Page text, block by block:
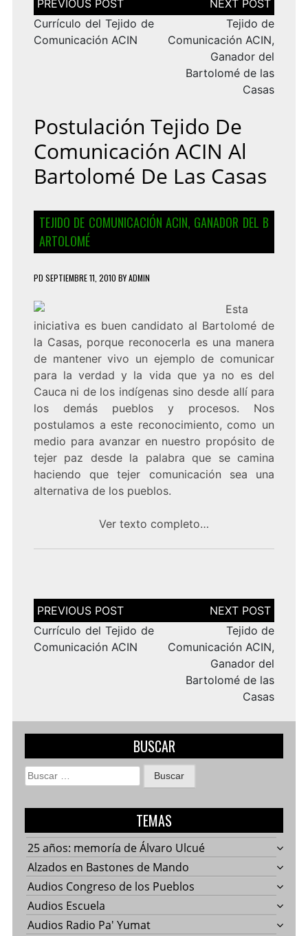
de
entradas
Currículo del Tejido de
Comunicación ACIN
Tejido de
Comunicación ACIN,
Ganador del
Bartolomé de las
Casas
Postulación Tejido De
Comunicación ACIN Al
Bartolomé De Las Casas
TEJIDO DE COMUNICACIÓN ACIN, GANADOR DEL B
ARTOLOMÉ
PD SEPTIEMBRE 11, 2010 BYADMIN
Esta
iniciativa es buen candidato al Bartolomé de
la Casas, porque reconocerla es una manera
de mantener vivo un ejemplo de comunicar
para la verdad y la vida que ya no es del
Cauca ni de los indígenas sino desde allí para
los demás pueblos y procesos. Nos
postulamos a este reconocimiento, como un
medio para avanzar en nuestro propósito de
tejer paz desde la palabra que se camina
haciendo que tejer comunicación sea una
alternativa de los pueblos.
Ver texto completo…
Navegación
de
entradas
Currículo del Tejido de
Comunicación ACIN
Tejido de
Comunicación ACIN,
Ganador del
Bartolomé de las
Casas
BUSCAR
Buscar:
TEMAS
25 años: memoría de Álvaro Ulcué
Alzados en Bastones de Mando
Audios Congreso de los Pueblos
Audios Escuela
Audios Radio Pa' Yumat